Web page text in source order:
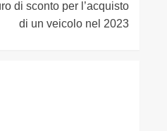
di sconto per l’acquisto
di un veicolo nel 2023